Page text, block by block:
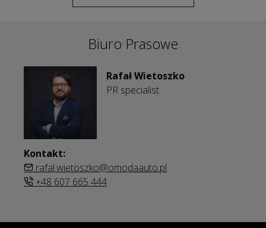
Biuro Prasowe
Rafał Wietoszko
PR specialist
Kontakt:
rafal.wietoszko@omodaauto.pl
+48 607 665 444